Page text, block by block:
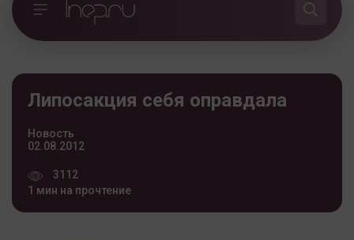
Липосакция себя оправдала
Новость
02.08.2012
3112
1 мин на прочтение